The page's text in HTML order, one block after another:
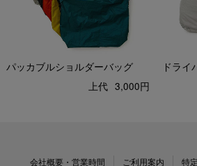
パッカブルショルダーバッグ
上代 3,000円
ドライ
会社概要・営業時間 ご利用案内
特